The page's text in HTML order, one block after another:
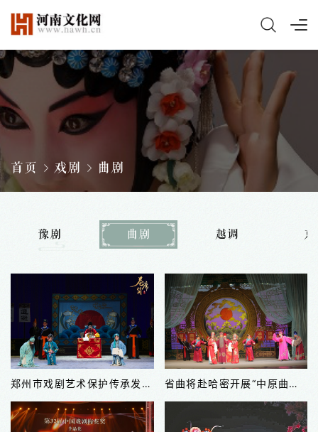
首页 戏剧 曲剧
豫剧 曲剧 越调
郑州市戏剧艺术保护传承发展中心曲剧团将赴新疆四地进行公益巡演 省曲将赴哈密开展“中原曲韵润瓜乡”演出活动